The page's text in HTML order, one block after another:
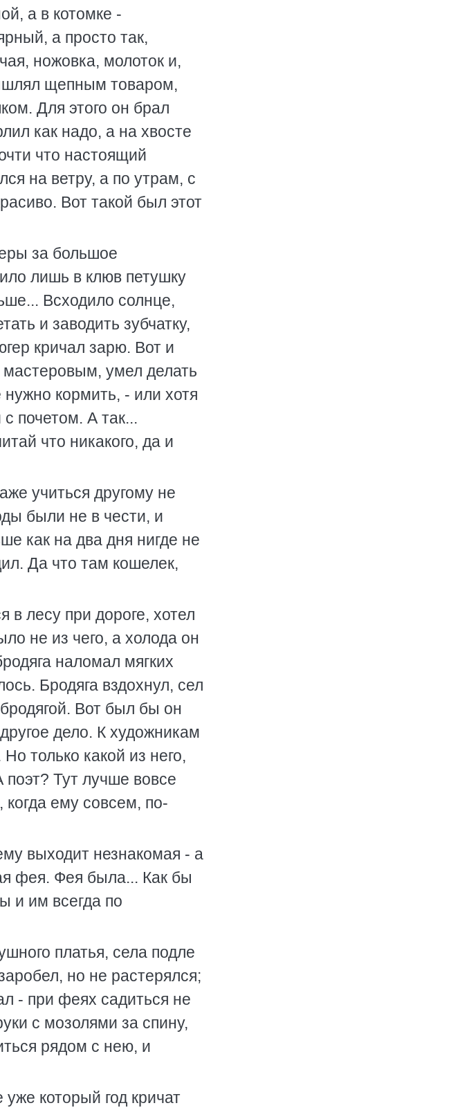
а в котомке -
а просто так,
ножовка, молоток и,
щепным товаром,
Для этого он брал
как надо, а на хвосте
что настоящий
на ветру, а по утрам, с
Вот такой был этот
за большое
лишь в клюв петушку
Всходило солнце,
и заводить зубчатку,
кричал зарю. Вот и
мастеровым, умел делать
кормить, - или хотя
почетом. А так...
что никакого, да и
учиться другому не
были не в чести, и
как на два дня нигде не
Да что там кошелек,
в лесу при дороге, хотел
не из чего, а холода он
наломал мягких
Бродяга вздохнул, сел
Вот был бы он
дело. К художникам
только какой из него,
поэт? Тут лучше вовсе
когда ему совсем, по-
выходит незнакомая - а
фея. Фея была... Как бы
и им всегда по
платья, села подле
но не растерялся;
- при феях садиться не
с мозолями за спину,
рядом с нею, и
который год кричат